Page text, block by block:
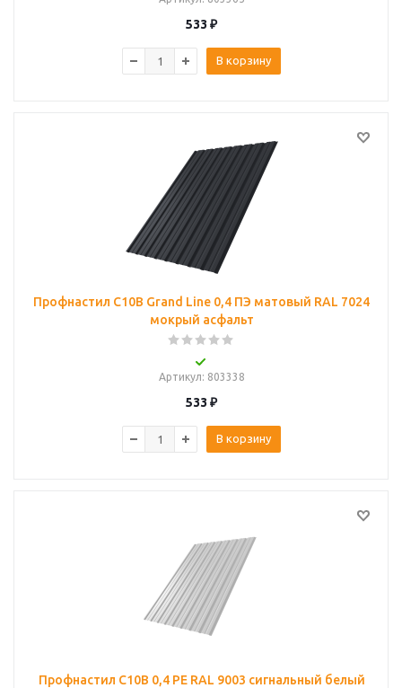
533 ₽
В корзину
Профнастил С10B Grand Line 0,4 ПЭ матовый RAL 7024
мокрый асфальт
Артикул: 803338
533 ₽
В корзину
Профнастил С10B 0,4 PE RAL 9003 сигнальный белый